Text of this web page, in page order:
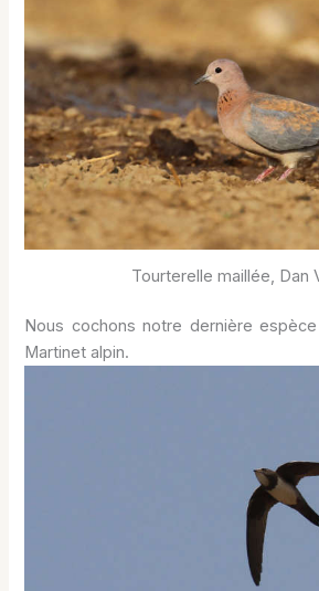
Tourterelle maillée, Dan
Nous cochons notre dernière
Martinet alpin.